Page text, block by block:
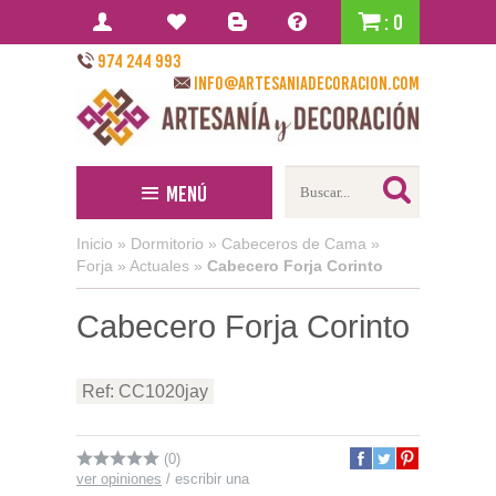
: 0
974 244 993
info@artesaniadecoracion.com
Menú
Inicio » Dormitorio » Cabeceros de Cama »
Forja » Actuales » Cabecero Forja Corinto
Cabecero Forja Corinto
Ref: CC1020jay
(0)
ver opiniones / escribir una